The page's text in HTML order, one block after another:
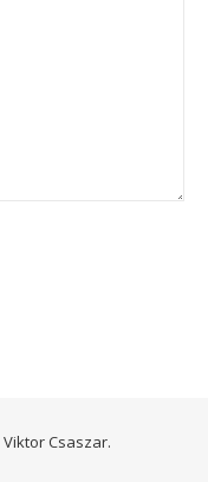
Viktor Csaszar.